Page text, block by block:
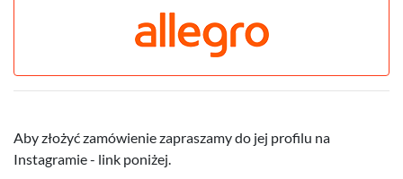
Aby złożyć zamówienie zapraszamy do jej profilu na
Instagramie - link poniżej.